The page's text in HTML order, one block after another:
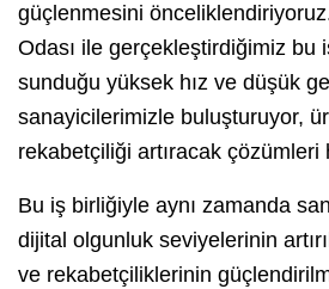
güçlenmesini
Odası ile gerçekleştirdiğimiz bu
sunduğu yüksek hız ve düşük
sanayicilerimizle buluşturuyor,
rekabetçiliği artıracak
Bu iş birliğiyle aynı zamanda
dijital olgunluk seviyelerinin
ve rekabetçiliklerinin